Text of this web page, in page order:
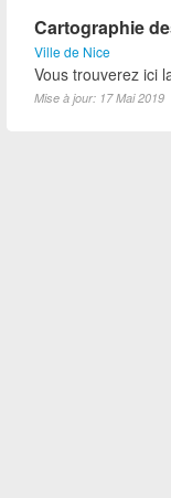
Cartographie
Ville de Nice
Vous trouverez ici
Mise à jour: 17 Mai 2019